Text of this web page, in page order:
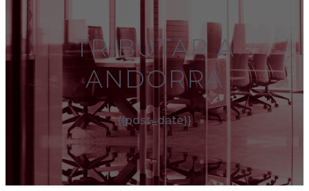
TRIBUTAR A
ANDORRA
{{post_date}}